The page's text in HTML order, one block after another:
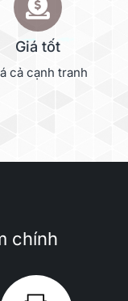
Giá tốt
cả cạnh tranh
chính